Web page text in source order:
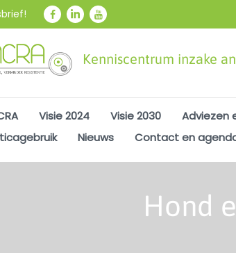
Kenniscentrum inzake
Visie 2024 Visie 2030 Adviezen
Nieuws Contact en
Hond